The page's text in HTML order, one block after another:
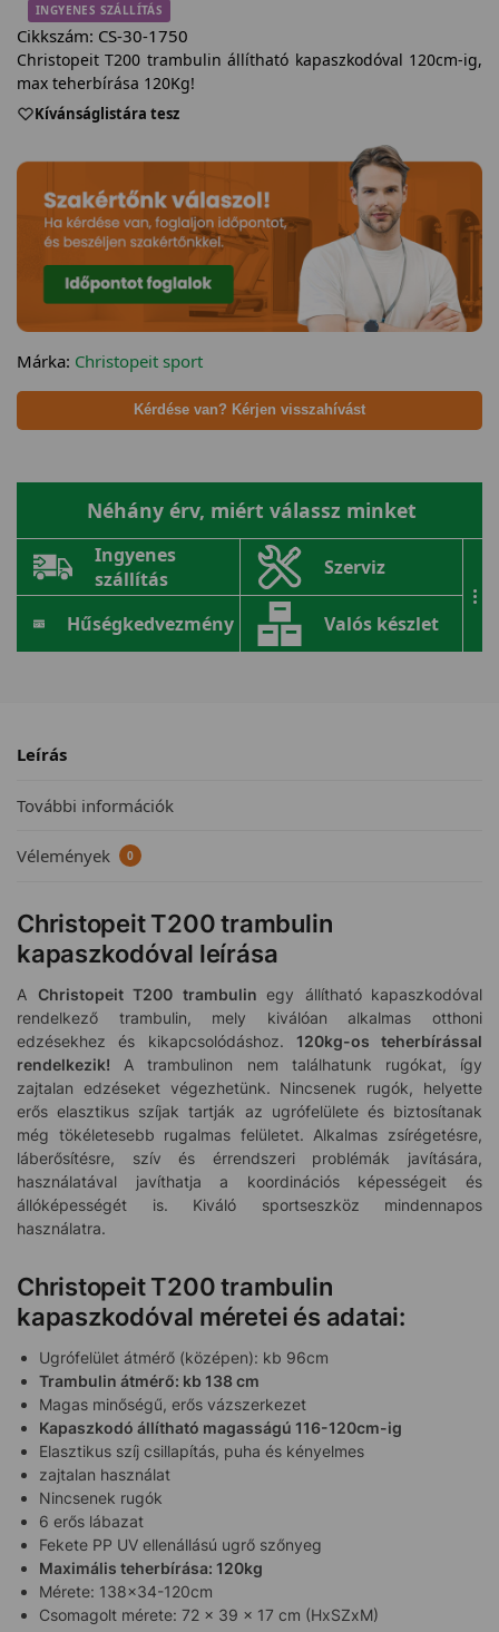
INGYENES SZÁLLÍTÁS
Cikkszám: CS-30-1750
Christopeit T200 trambulin állítható kapaszkodóval 120cm-ig,
max teherbírása 120Kg!
Kívánságlistára tesz
Márka: Christopeit sport
Kérdése van? Kérjen visszahívást
Néhány érv, miért válassz minket
Ingyenes
szállítás
Szerviz
Hűségkedvezmény Valós készlet
...
Leírás
További információk
Vélemények 0
Christopeit T200 trambulin
kapaszkodóval leírása
A Christopeit T200 trambulin egy állítható kapaszkodóval
rendelkező trambulin, mely kiválóan alkalmas otthoni
edzésekhez és kikapcsolódáshoz. 120kg-os teherbírással
rendelkezik! A trambulinon nem találhatunk rugókat, így
zajtalan edzéseket végezhetünk. Nincsenek rugók, helyette
erős elasztikus szíjak tartják az ugrófelülete és biztosítanak
még tökéletesebb rugalmas felületet. Alkalmas zsírégetésre,
láberősítésre, szív és érrendszeri problémák javítására,
használatával javíthatja a koordinációs képességeit és
állóképességét is. Kiváló sportseszköz mindennapos
használatra.
Christopeit T200 trambulin
kapaszkodóval méretei és adatai:
Ugrófelület átmérő (középen): kb 96cm
Trambulin átmérő: kb 138 cm
Magas minőségű, erős vázszerkezet
Kapaszkodó állítható magasságú 116-120cm-ig
Elasztikus szíj csillapítás, puha és kényelmes
zajtalan használat
Nincsenek rugók
6 erős lábazat
Fekete PP UV ellenállású ugrő szőnyeg
Maximális teherbírása: 120kg
Mérete: 138×34-120cm
Csomagolt mérete: 72 x 39 x 17 cm (HxSZxM)